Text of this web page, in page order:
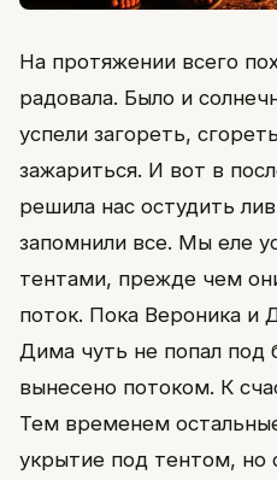
На протяжении всего
радовала. Было и
успели загореть,
зажариться. И вот в
решила нас остудить
запомнили все. Мы еле
тентами, прежде чем
поток. Пока Вероника и
Дима чуть не попал под
вынесено потоком. К
Тем временем
укрытие под тентом, но